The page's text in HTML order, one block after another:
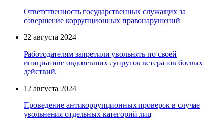
Ответственность государственных служащих за
совершение коррупционных правонарушений
22 августа 2024
Работодателям запретили увольнять по своей
инициативе овдовевших супругов ветеранов боевых
действий.
12 августа 2024
Проведение антикоррупционных проверок в случае
увольнения отдельных категорий лиц